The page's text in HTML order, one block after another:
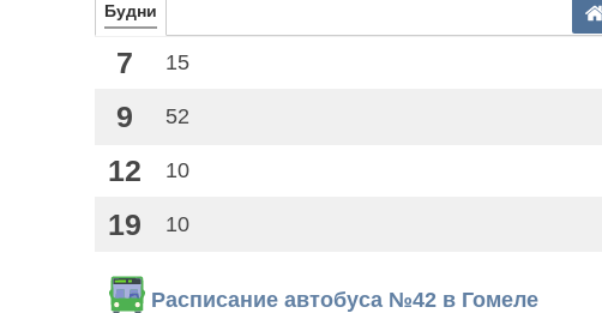
Будни
7 15
9 52
12 10
19 10
Расписание автобуса №42 в Гомеле